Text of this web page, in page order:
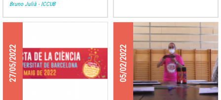
Bruno Julià - ICCUB
27/05/2022 05/02/2022